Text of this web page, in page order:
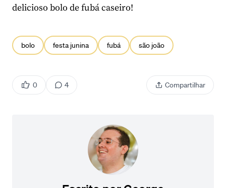
delicioso bolo de fubá caseiro!
bolo festa junina fubá são joão
0 4 Compartilhar